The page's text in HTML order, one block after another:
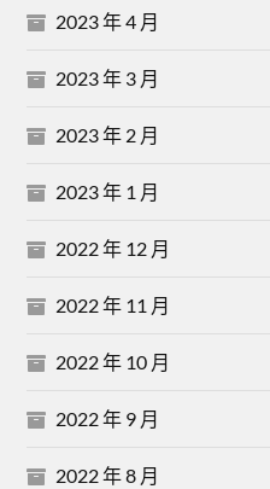
2023 年 4 月
2023 年 3 月
2023 年 2 月
2023 年 1 月
2022 年 12 月
2022 年 11 月
2022 年 10 月
2022 年 9 月
2022 年 8 月